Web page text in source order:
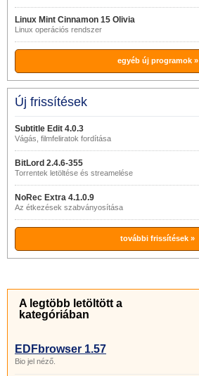
Linux Mint Cinnamon 15 Olivia
Linux operációs rendszer
egyéb új programok »
Új frissítések
Subtitle Edit 4.0.3
Vágás, filmfeliratok fordítása
BitLord 2.4.6-355
Torrentek letöltése és streamelése
NoRec Extra 4.1.0.9
Az étkezések szabványosítása
további frissítések »
A legtöbb letöltött a
kategóriában
EDFbrowser 1.57
Bio jel néző.